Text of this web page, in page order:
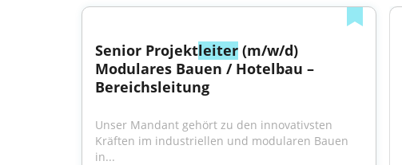
Senior Projektleiter (m/w/d)
Modulares Bauen / Hotelbau –
Bereichsleitung
Unser Mandant gehört zu den innovativsten
Kräften im industriellen und modularen Bauen
in...